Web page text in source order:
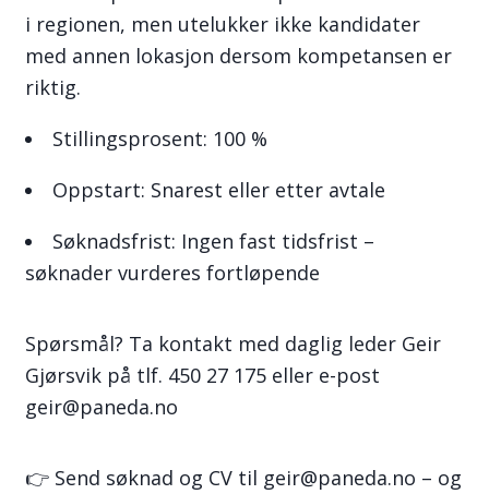
i regionen, men utelukker ikke kandidater
med annen lokasjon dersom kompetansen er
riktig.
Stillingsprosent: 100 %
Oppstart: Snarest eller etter avtale
Søknadsfrist: Ingen fast tidsfrist –
søknader vurderes fortløpende
Spørsmål? Ta kontakt med daglig leder Geir
Gjørsvik på tlf. 450 27 175 eller e-post
geir@paneda.no
👉 Send søknad og CV til geir@paneda.no – og